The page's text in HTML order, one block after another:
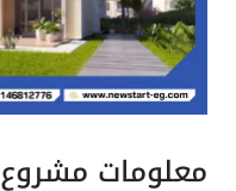
معلومات